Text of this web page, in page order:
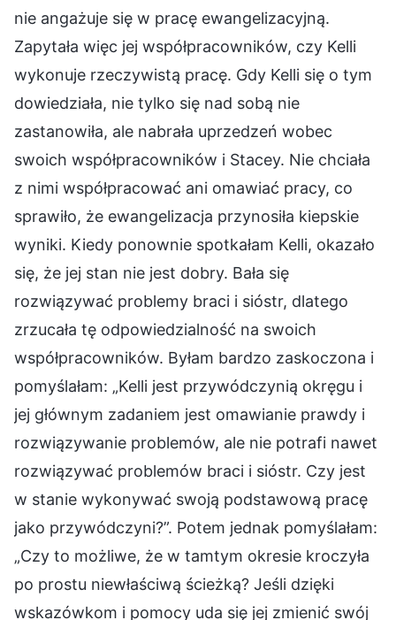
nie angażuje się w pracę ewangelizacyjną.
Zapytała więc jej współpracowników, czy Kelli
wykonuje rzeczywistą pracę. Gdy Kelli się o tym
dowiedziała, nie tylko się nad sobą nie
zastanowiła, ale nabrała uprzedzeń wobec
swoich współpracowników i Stacey. Nie chciała
z nimi współpracować ani omawiać pracy, co
sprawiło, że ewangelizacja przynosiła kiepskie
wyniki. Kiedy ponownie spotkałam Kelli, okazało
się, że jej stan nie jest dobry. Bała się
rozwiązywać problemy braci i sióstr, dlatego
zrzucała tę odpowiedzialność na swoich
współpracowników. Byłam bardzo zaskoczona i
pomyślałam: „Kelli jest przywódczynią okręgu i
jej głównym zadaniem jest omawianie prawdy i
rozwiązywanie problemów, ale nie potrafi nawet
rozwiązywać problemów braci i sióstr. Czy jest
w stanie wykonywać swoją podstawową pracę
jako przywódczyni?”. Potem jednak pomyślałam:
„Czy to możliwe, że w tamtym okresie kroczyła
po prostu niewłaściwą ścieżką? Jeśli dzięki
wskazówkom i pomocy uda się jej zmienić swój